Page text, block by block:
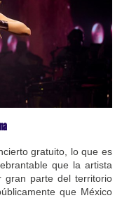
gratuito, lo que es
que la artista
gran parte del territorio
que México